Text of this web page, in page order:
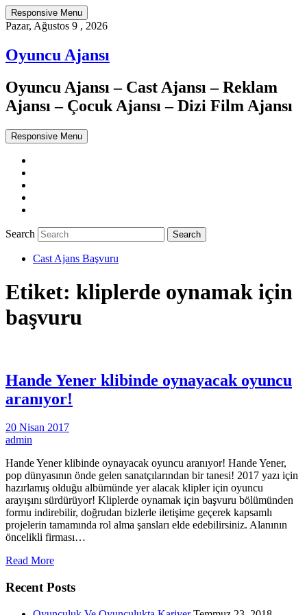
Responsive Menu
Pazar, Ağustos 9 , 2026
Oyuncu Ajansı
Oyuncu Ajansı – Cast Ajansı – Reklam
Ajansı – Çocuk Ajansı – Dizi Film Ajansı
Responsive Menu
Search
Cast Ajans Başvuru
Etiket: kliplerde oynamak için
başvuru
Hande Yener klibinde oynayacak oyuncu
aranıyor!
20 Nisan 2017
admin
Hande Yener klibinde oynayacak oyuncu aranıyor! Hande Yener,
pop dünyasının önde gelen sanatçılarından bir tanesi! 2017 yazı için
hazırlamış olduğu albümünde yer alacak klipler için oyuncu
arayışını sürdürüyor! Kliplerde oynamak için başvuru bölümünden
formu indirebilir, doğrudan bizlerle iletişime geçerek kapsamlı
projelerin tamamında rol alma şansları elde edebilirsiniz. Alanının
öncelikli firması…
Read More
Recent Posts